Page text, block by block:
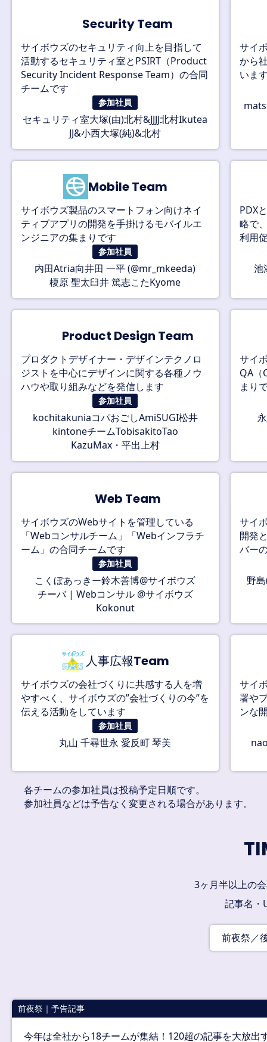
🛡️Security Team
サイボウズのセキュリティ向上を目指して
活動するセキュリティ室とPSIRT（Product
Security Incident Response Team）の合同
チームです
参加社員
セキュリティ室大塚(由)北村&JJJJ北村Ikutea
JJ&小西大塚(純)&北村
サイ
から
いま
Mobile Team
サイボウズ製品のスマートフォン向けネイ
ティブアプリの開発を手掛けるモバイルエ
ンジニアの集まりです
参加社員
内田Atria向井田 一平 (@mr_mkeeda)
榎原 聖太臼井 篤志こたKyome
PDX
略で
利用
池
🧑‍🎨Product Design Team
プロダクトデザイナー・デザインテクノロ
ジストを中心にデザインに関する各種ノウ
ハウや取り組みなどを発信します
参加社員
kochitakuniaコパおごしAmiSUGI松井
kintoneチームTobisakitoTao
KazuMax・平出上村
サイ
QA（
まり
🌐Web Team
サイボウズのWebサイトを管理している
「Webコンサルチーム」「Webインフラチ
ーム」の合同チームです
参加社員
こくぼあっきー鈴木善博@サイボウズ
チーバ | Webコンサル @サイボウズ
Kokonut
サイ
開発
バー
野
人事広報Team
サイボウズの会社づくりに共感する人を増
やすべく、サイボウズの”会社づくりの今”を
伝える活動をしています
参加社員
丸山 千尋世永 愛反町 琴美
サイ
署や
ンな
各チームの参加社員は投稿予定日順です。
参加社員などは予告なく変更される場合があります。
3ヶ月半以上の
記事名・
前夜祭／
前夜祭｜予告記事
今年は全社から18チームが集結！120超の記事を大放出